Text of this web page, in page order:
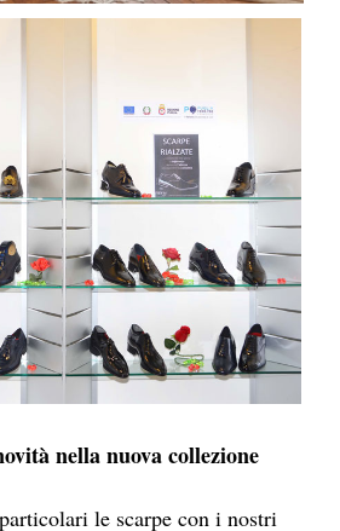
nella nuova collezione
le scarpe con i nostri